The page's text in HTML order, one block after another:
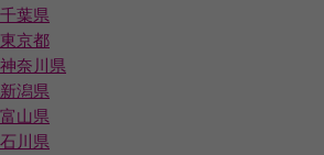
千葉県
東京都
神奈川県
新潟県
富山県
石川県